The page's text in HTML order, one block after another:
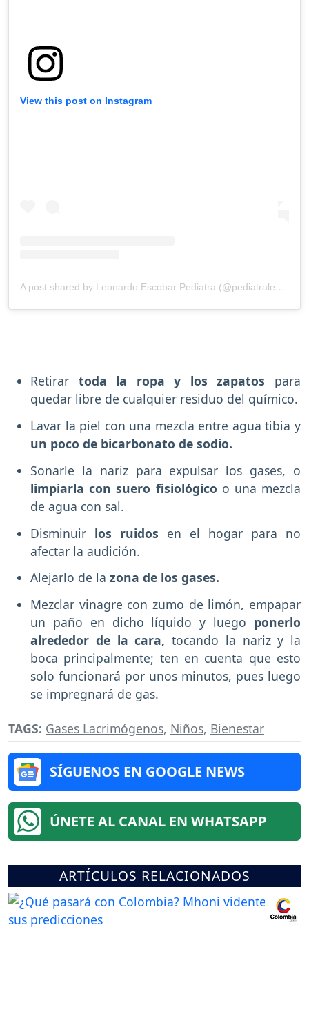
View this post on Instagram
A post shared by Leonardo Escobar Pediatra (@pediatraleonardoescobar)
Retirar toda la ropa y los zapatos para
quedar libre de cualquier residuo del químico.
Lavar la piel con una mezcla entre agua tibia y
un poco de bicarbonato de sodio.
Sonarle la nariz para expulsar los gases, o
limpiarla con suero fisiológico o una mezcla
de agua con sal.
Disminuir los ruidos en el hogar para no
afectar la audición.
Alejarlo de la zona de los gases.
Mezclar vinagre con zumo de limón, empapar
un paño en dicho líquido y luego ponerlo
alrededor de la cara, tocando la nariz y la
boca principalmente; ten en cuenta que esto
solo funcionará por unos minutos, pues luego
se impregnará de gas.
TAGS: Gases Lacrimógenos, Niños, Bienestar
SÍGUENOS EN GOOGLE NEWS
ÚNETE AL CANAL EN WHATSAPP
ARTÍCULOS RELACIONADOS